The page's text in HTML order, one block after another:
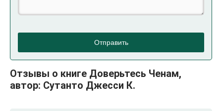
Отправить
Отзывы о книге Доверьтесь Ченам,
автор: Сутанто Джесси К.